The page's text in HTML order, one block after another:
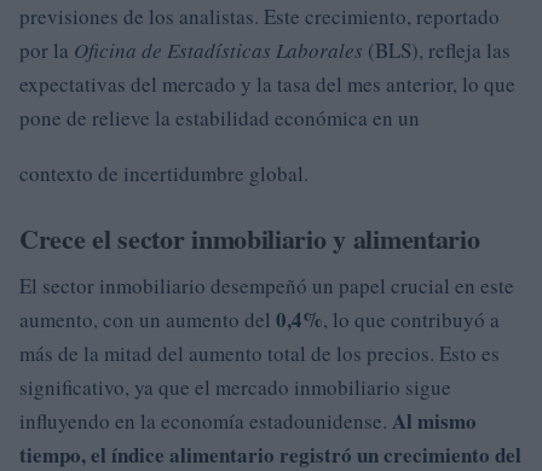
previsiones de los analistas. Este crecimiento, reportado
por la Oficina de Estadísticas Laborales (BLS), refleja las
expectativas del mercado y la tasa del mes anterior, lo que
pone de relieve la estabilidad económica en un
contexto de incertidumbre global.
Crece el sector inmobiliario y alimentario
El sector inmobiliario desempeñó un papel crucial en este
aumento, con un aumento del 0,4%, lo que contribuyó a
más de la mitad del aumento total de los precios. Esto es
significativo, ya que el mercado inmobiliario sigue
influyendo en la economía estadounidense. Al mismo
tiempo, el índice alimentario registró un crecimiento del